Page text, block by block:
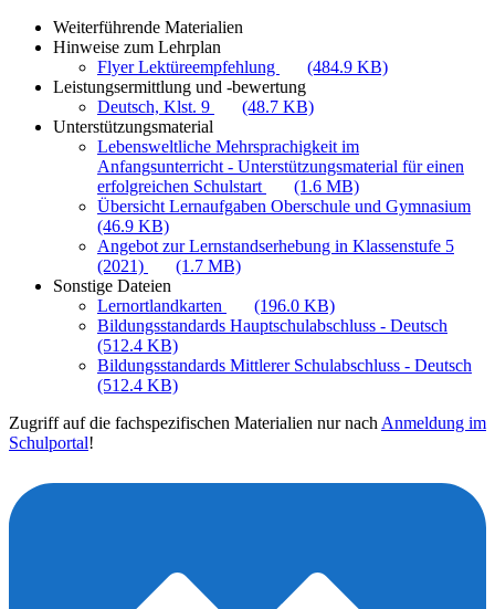
Weiterführende Materialien
Hinweise zum Lehrplan
Flyer Lektüreempfehlung
(484.9 KB)
Leistungsermittlung und -bewertung
Deutsch, Klst. 9
(48.7 KB)
Unterstützungsmaterial
Lebensweltliche Mehrsprachigkeit im
Anfangsunterricht - Unterstützungsmaterial für einen
erfolgreichen Schulstart
(1.6 MB)
Übersicht Lernaufgaben Oberschule und Gymnasium
(46.9 KB)
Angebot zur Lernstandserhebung in Klassenstufe 5
(2021)
(1.7 MB)
Sonstige Dateien
Lernortlandkarten
(196.0 KB)
Bildungsstandards Hauptschulabschluss - Deutsch
(512.4 KB)
Bildungsstandards Mittlerer Schulabschluss - Deutsch
(512.4 KB)
Zugriff auf die fachspezifischen Materialien nur nach Anmeldung im
Schulportal!